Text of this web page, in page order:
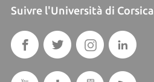
Suivre l'Università di Corsica